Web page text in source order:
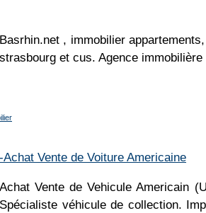
Basrhin.net , immobilier
strasbourg et cus. Agence immobilière
Vente de Voiture Americaine
Achat Vente de Vehicule Americain
Spécialiste véhicule de collection.